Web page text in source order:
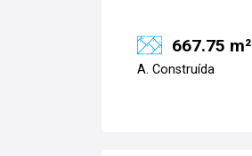
667.75 m²
A. Construída